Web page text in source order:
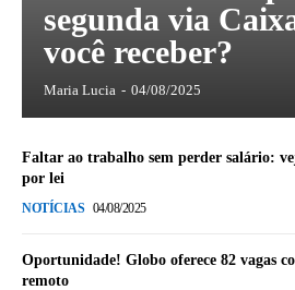
segunda via
você receber?
Maria Lucia - 04/08/2025
Faltar ao trabalho sem perder salário:
por lei
NOTÍCIAS 04/08/2025
Oportunidade! Globo oferece 82 vagas
remoto